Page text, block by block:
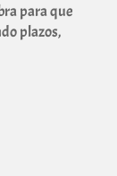
para que
plazos,